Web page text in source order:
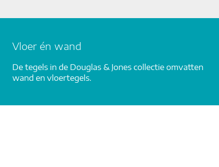
Vloer én wand
De tegels in de Douglas & Jones collectie omvatten
wand en vloertegels.